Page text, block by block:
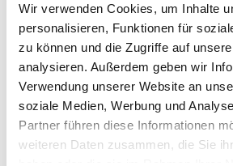
Wir verwenden Cookies, um Inhalte
personalisieren, Funktionen für
zu können und die Zugriffe auf
analysieren. Außerdem geben wir
Verwendung unserer Website an
soziale Medien, Werbung und
Partner führen diese Informationen
weiteren Daten zusammen, die Sie